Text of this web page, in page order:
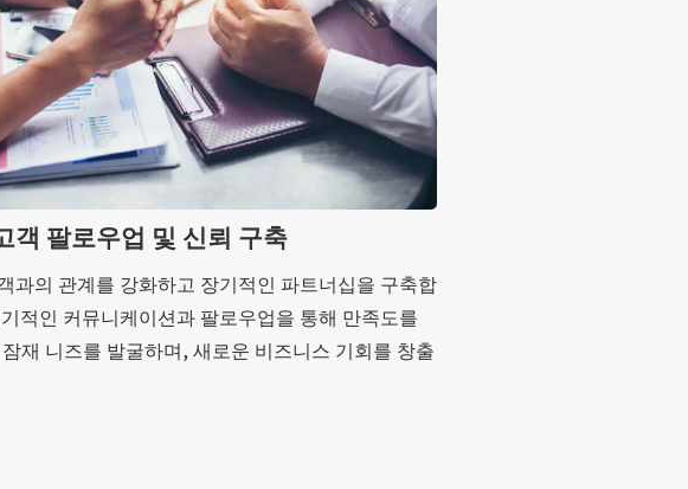
객 팔로우업 및 신뢰 구축
과의 관계를 강화하고 장기적인 파트너십을 구축합
적인 커뮤니케이션과 팔로우업을 통해 만족도를
재 니즈를 발굴하며, 새로운 비즈니스 기회를 창출